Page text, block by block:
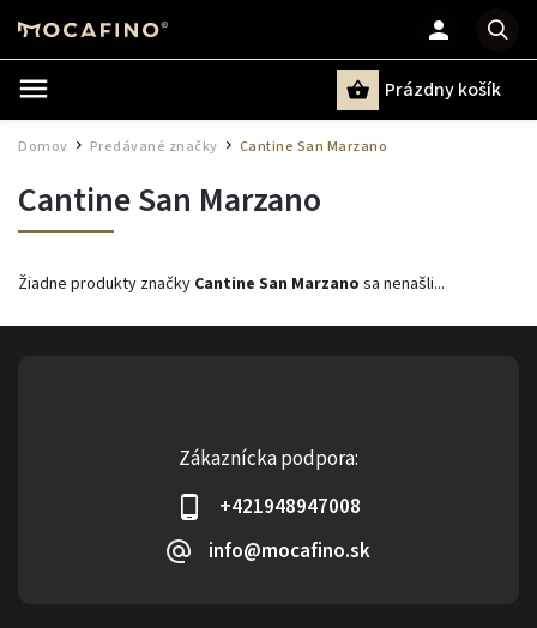
Prázdny košík
Domov Predávané značky Cantine San Marzano
Cantine San Marzano
Žiadne produkty značky Cantine San Marzano sa nenašli...
Zákaznícka podpora:
+421948947008
info@mocafino.sk